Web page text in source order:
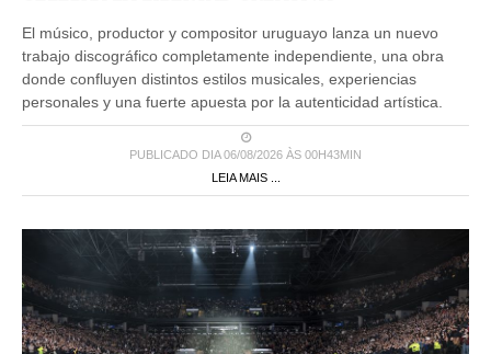
trabajo discográfico completamente independiente, una obra
donde confluyen distintos estilos musicales, experiencias
personales y una fuerte apuesta por la autenticidad artística.
PUBLICADO DIA 06/08/2026 ÀS 00H43MIN
LEIA MAIS ...